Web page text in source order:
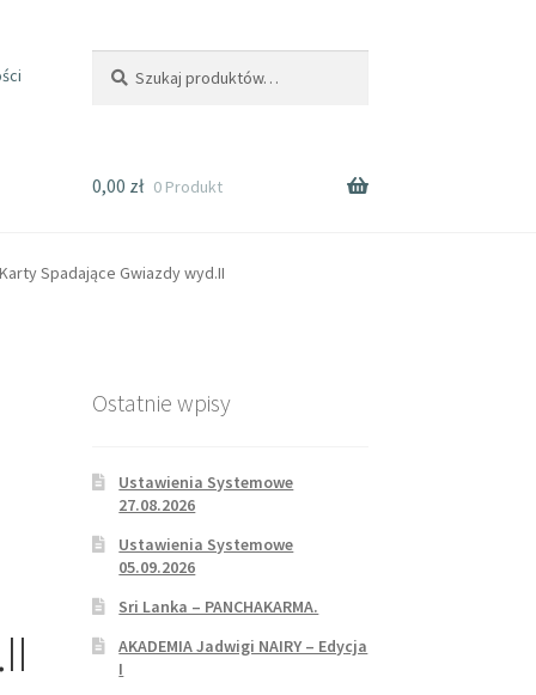
0,00 zł 0 Produkt
Spadające Gwiazdy wyd.II
Ostatnie wpisy
Ustawienia Systemowe
27.08.2026
Ustawienia Systemowe
05.09.2026
Sri Lanka – PANCHAKARMA.
AKADEMIA Jadwigi NAIRY – Edycja
I